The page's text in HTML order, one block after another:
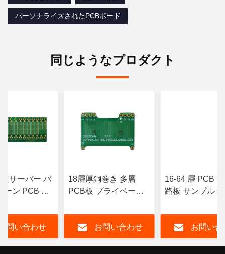
パーソナライズされたPCBボード
同じようなプロダクト
サーバー バ
ーン PCB カ
問い合わせ
18層厚銅巻き 多層
PCB板 プライベート
お問い合わせ
16-64 層 PCB
路板 サンプル
お問い合